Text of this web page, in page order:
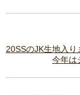
20SSのJK生地入り
今年は